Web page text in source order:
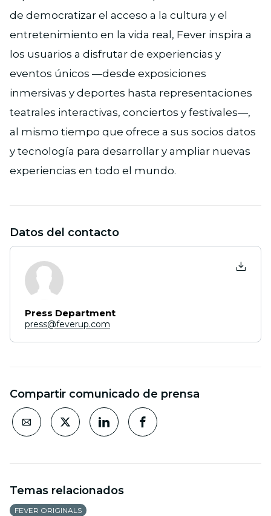
de democratizar el acceso a la cultura y el
entretenimiento en la vida real, Fever inspira a
los usuarios a disfrutar de experiencias y
eventos únicos —desde exposiciones
inmersivas y deportes hasta representaciones
teatrales interactivas, conciertos y festivales—,
al mismo tiempo que ofrece a sus socios datos
y tecnología para desarrollar y ampliar nuevas
experiencias en todo el mundo.
Datos del contacto
Press Department
press@feverup.com
Compartir comunicado de prensa
Temas relacionados
FEVER ORIGINALS